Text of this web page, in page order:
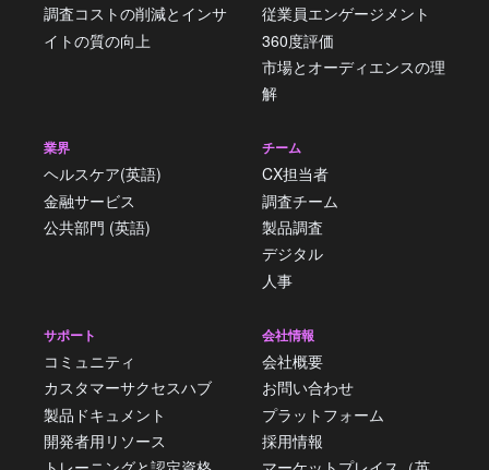
調査コストの削減とインサ
イトの質の向上
従業員エンゲージメント
360度評価
市場とオーディエンスの理
解
業界
ヘルスケア(英語)
金融サービス
公共部門 (英語)
チーム
CX担当者
調査チーム
製品調査
デジタル
人事
サポート
コミュニティ
カスタマーサクセスハブ
製品ドキュメント
開発者用リソース
会社情報
会社概要
お問い合わせ
プラットフォーム
採用情報